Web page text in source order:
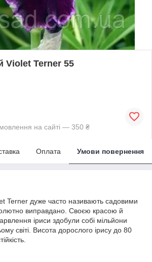
Violet Terner 55
на сайті — 350 ₴
Оплата Умови повернення
Terner дуже часто називають садовими
виправдано. Своєю красою й
іриси здобули собі мільйони
світі. Висота дорослого ірису до 80